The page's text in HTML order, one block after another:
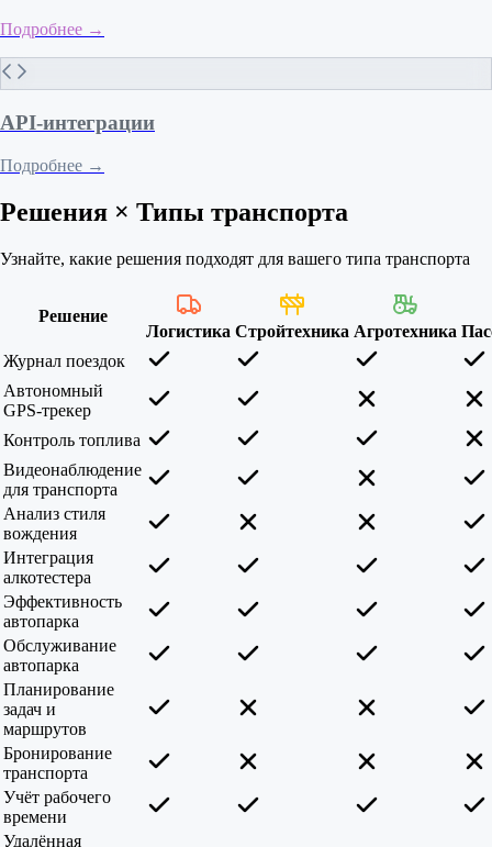
Подробнее →
API-интеграции
Подробнее →
Решения × Типы транспорта
Узнайте, какие решения подходят для вашего типа транспорта
Решение
Логистика Стройтехника Агротехника
Журнал поездок
Автономный
GPS-трекер
Контроль топлива
Видеонаблюдение
для транспорта
Анализ стиля
вождения
Интеграция
алкотестера
Эффективность
автопарка
Обслуживание
автопарка
Планирование
задач и
маршрутов
Бронирование
транспорта
Учёт рабочего
времени
Удалённая